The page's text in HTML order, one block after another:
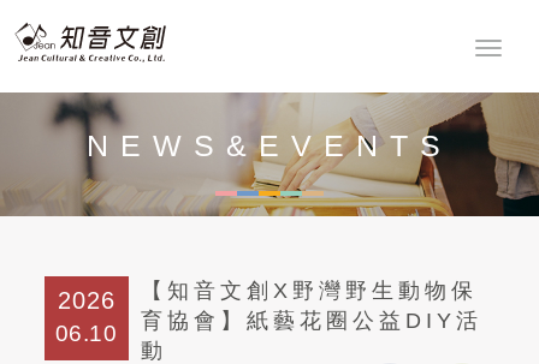
NEWS&EVENTS
2026
06.10
【知音文創X野灣野生動物保
育協會】紙藝花圈公益DIY活
動